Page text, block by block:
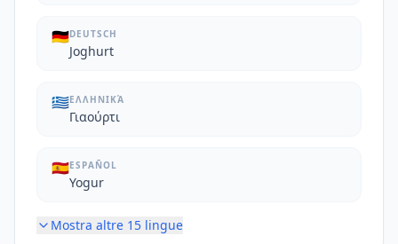
🇩🇪DEUTSCH
Joghurt
🇬🇷ΕΛΛΗΝΙΚΆ
Γιαούρτι
🇪🇸ESPAÑOL
Yogur
Mostra altre 15 lingue